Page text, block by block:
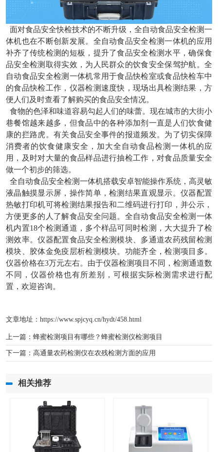
面对食品安全快检技术的不断升级，全自动食品安全检测一
体机也在不断创新发展。全自动食品安全检测一体机的应用
补齐了传统检测的短板，提升了食品安全检测水平，确保食
品安全检测取得实效，为人民群众的饮食安全保驾护航。全
自动食品安全检测一体机常用于食品快检室或食品快检车中
的食品快检工作，仪器检测速度快，现场出具检测结果，方
便人们及时查看了解购买的食品安全情况。
食物的色泽和味道容易勾起人们的味蕾。现在城市的大街小
巷餐馆越来越多，但食品中的各种添加剂一直是人们饮食健
康的拦路虎。有关食品安全事件的报道频发。为了切实保障
消费者的饮食健康安全，加大全自动食品检测一体机的应
用，及时对大量的食品样品进行抽检工作，对食品质量安全
做一个初步的筛选。
全自动食品安全检测一体机搭载安卓智能操作系统，高灵敏
液晶触摸显示屏，操作简单，检测结果直观显示。仪器配置
热敏打印机可将检测结果报告和二维码进行打印，并公示，
方便更多的人了解食品安全问题。全自动食品安全检测一体
机内置18个检测通道，多个样品可同时检测，大大提升了检
测效率。仪器配置食品安全检测模块、多通道农药残留检测
模块、胶体金免疫层析检测模块。功能齐全，检测项目多。
仪器价格在3万元左右。由于仪器检测项目不同，检测通道数
不同，仪器价格也有所差别，可根据实际检测需求进行配
置，欢迎咨询。
文章地址： https://www.spjcyq.cn/hydt/458.html
上一篇： 蜂蜜检测项目有哪些？蜂蜜检测仪检测项目
下一篇： 高通量农药检测仪在农残检测方面的应用
相关推荐